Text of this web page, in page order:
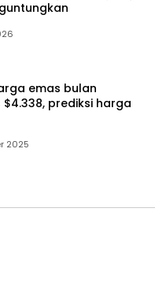
emas bulan
prediksi harga
2025